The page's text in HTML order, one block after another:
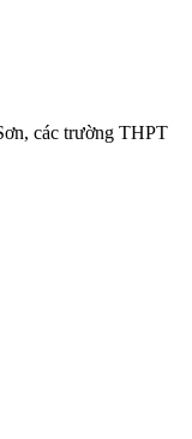
các trường THPT